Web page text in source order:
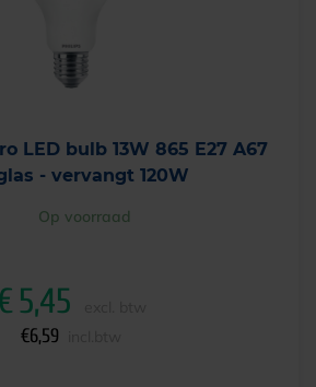
LED bulb 13W 865 E27 A67
- vervangt 120W
Op voorraad
5,45
€6,59